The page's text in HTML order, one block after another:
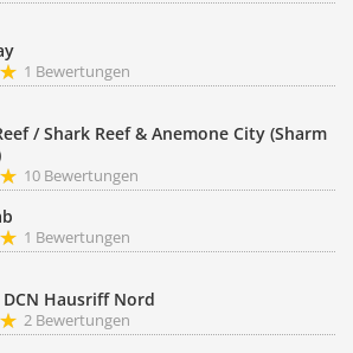
1 Bewertungen
/ Shark Reef & Anemone City (Sharm
10 Bewertungen
1 Bewertungen
Hausriff Nord
2 Bewertungen